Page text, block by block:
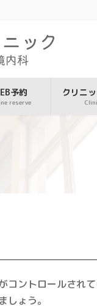
予約
reserve
クリニ
ントロールされて
ょう。